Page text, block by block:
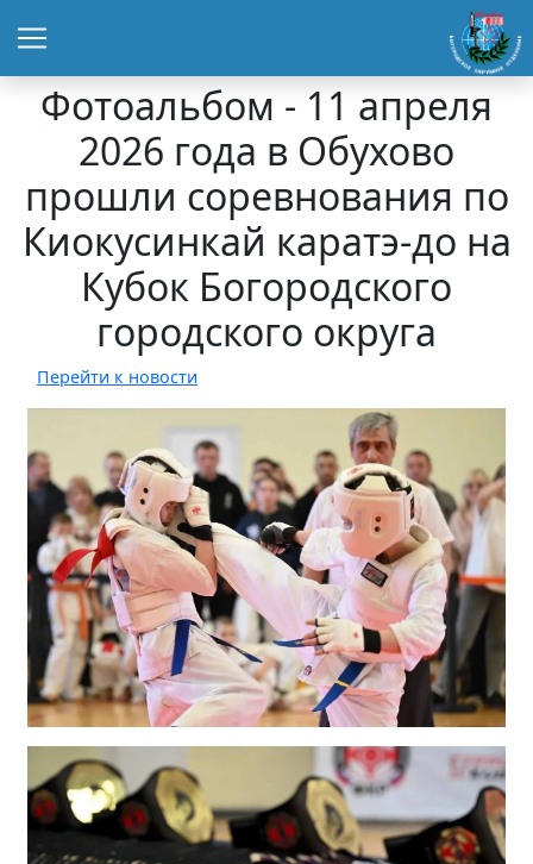
Фотоальбом - 11 апреля
2026 года в Обухово
прошли соревнования по
Киокусинкай каратэ-до на
Кубок Богородского
городского округа
Перейти к новости